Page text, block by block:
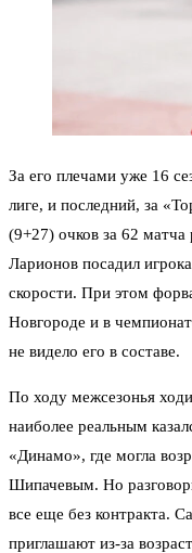
За его плечами уже 16
лиге, и последний, за
(9+27) очков за 62
Ларионов посадил
скорости. При этом
Новгороде и в
не видело его в составе.
По ходу межсезонья
наиболее реальным
«Динамо», где могла
Шипачевым. Но
все еще без контракта.
приглашают из-за